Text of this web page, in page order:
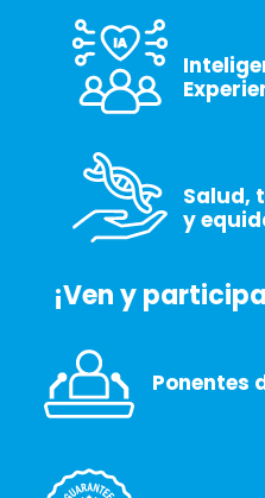
Salud,
y
¡Ven y
Ponentes